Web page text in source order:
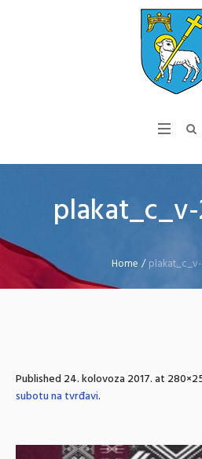
Home /
Published24. kolovoza 2017.at
subotu na tvrđavi.